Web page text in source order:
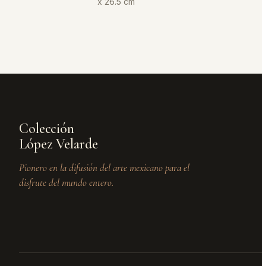
Colección
López Velarde
Pionero en la difusión del arte mexicano para el
disfrute del mundo entero.